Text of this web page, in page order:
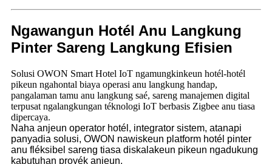
Ngawangun Hotél Anu Langkung
Pinter Sareng Langkung Efisien
Solusi OWON Smart Hotel IoT ngamungkinkeun hotél-hotél
pikeun ngahontal biaya operasi anu langkung handap,
pangalaman tamu anu langkung saé, sareng manajemen digital
terpusat ngalangkungan téknologi IoT berbasis Zigbee anu tiasa
dipercaya.
Naha anjeun operator hotél, integrator sistem, atanapi
panyadia solusi, OWON nawiskeun platform hotél pinter
anu fléksibel sareng tiasa diskalakeun pikeun ngadukung
kabutuhan proyék anjeun.